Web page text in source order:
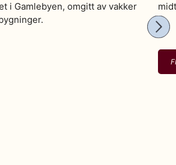
i Gamlebyen, omgitt av vakker